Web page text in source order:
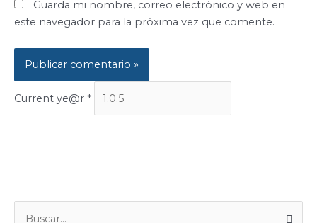
Guarda mi nombre, correo electrónico y web en
este navegador para la próxima vez que comente.
Current ye@r *